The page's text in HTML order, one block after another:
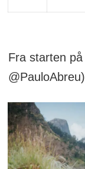
Fra starten
@PauloAbreu)